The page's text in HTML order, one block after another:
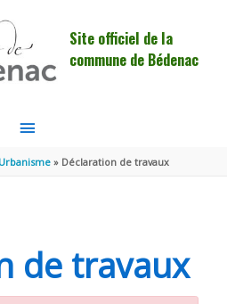
Site officiel de la
commune de Bédenac
MENU
PRINCIPAL
Urbanisme Déclaration de travaux
de travaux